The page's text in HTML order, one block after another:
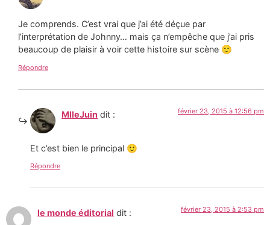
Je comprends. C’est vrai que j’ai été déçue par
l’interprétation de Johnny… mais ça n’empêche que j’ai pris
beaucoup de plaisir à voir cette histoire sur scène 🙂
Répondre
MlleJuin dit : février 23, 2015 à 12:56 pm
Et c’est bien le principal 🙂
Répondre
le monde éditorial dit : février 23, 2015 à 2:53 pm